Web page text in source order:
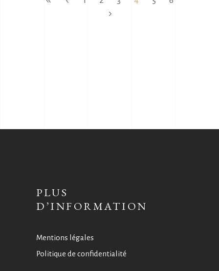
PLUS
D’INFORMATION
Mentions légales
Politique de confidentialité